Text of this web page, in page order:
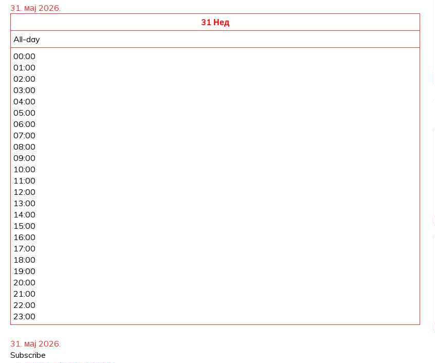
31. мај 2026.
31 Нед
All-day
00:00
01:00
02:00
03:00
04:00
05:00
06:00
07:00
08:00
09:00
10:00
11:00
12:00
13:00
14:00
15:00
16:00
17:00
18:00
19:00
20:00
21:00
22:00
23:00
31. мај 2026.
Subscribe